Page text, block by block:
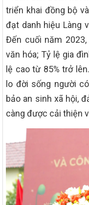
triển khai đồng bộ
đạt danh hiệu Làng
Đến cuối năm
văn hóa; Tỷ lệ gia
lệ cao từ 85% trở
lo đời sống người
bảo an sinh xã hội,
càng được cải thiện